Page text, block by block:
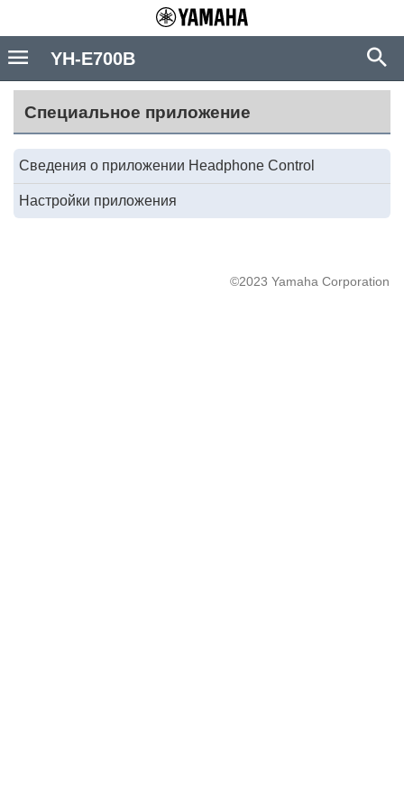
Специальное приложение
Сведения о приложении Headphone Control
Настройки приложения
©2023 Yamaha Corporation
YH-E700B